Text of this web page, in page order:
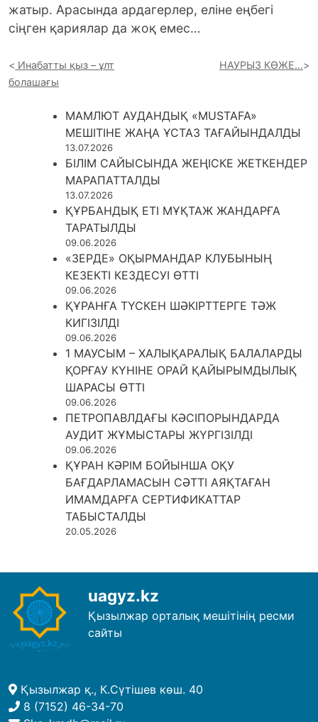
жатыр. Арасында ардагерлер, еліне еңбегі
сіңген қариялар да жоқ емес…
Инабатты қыз – ұлт
болашағы
НАУРЫЗ КӨЖЕ…
МАМЛЮТ АУДАНДЫҚ «MUSTAFA»
МЕШІТІНЕ ЖАҢА ҰСТАЗ ТАҒАЙЫНДАЛДЫ
13.07.2026
БІЛІМ САЙЫСЫНДА ЖЕҢІСКЕ ЖЕТКЕНДЕР
МАРАПАТТАЛДЫ
13.07.2026
ҚҰРБАНДЫҚ ЕТІ МҰҚТАЖ ЖАНДАРҒА
ТАРАТЫЛДЫ
09.06.2026
«ЗЕРДЕ» ОҚЫРМАНДАР КЛУБЫНЫҢ
КЕЗЕКТІ КЕЗДЕСУІ ӨТТІ
09.06.2026
ҚҰРАНҒА ТҮСКЕН ШӘКІРТТЕРГЕ ТӘЖ
КИГІЗІЛДІ
09.06.2026
1 МАУСЫМ – ХАЛЫҚАРАЛЫҚ БАЛАЛАРДЫ
ҚОРҒАУ КҮНІНЕ ОРАЙ ҚАЙЫРЫМДЫЛЫҚ
ШАРАСЫ ӨТТІ
09.06.2026
ПЕТРОПАВЛДАҒЫ КӘСІПОРЫНДАРДА
АУДИТ ЖҰМЫСТАРЫ ЖҮРГІЗІЛДІ
09.06.2026
ҚҰРАН КӘРІМ БОЙЫНША ОҚУ
БАҒДАРЛАМАСЫН СӘТТІ АЯҚТАҒАН
ИМАМДАРҒА СЕРТИФИКАТТАР
ТАБЫСТАЛДЫ
20.05.2026
uagyz.kz
Қызылжар орталық мешітінің ресми
сайты
Қызылжар қ., К.Сүтішев көш. 40
8 (7152) 46-34-70